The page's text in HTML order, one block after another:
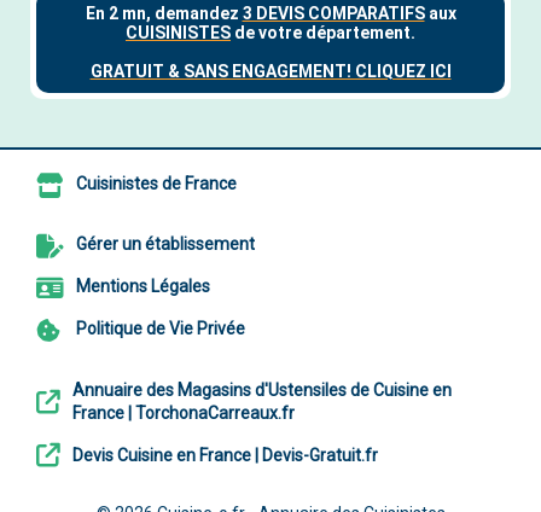
Cuisinistes de France
Gérer un établissement
Mentions Légales
Politique de Vie Privée
Annuaire des Magasins d'Ustensiles de Cuisine en
France | TorchonaCarreaux.fr
Devis Cuisine en France | Devis-Gratuit.fr